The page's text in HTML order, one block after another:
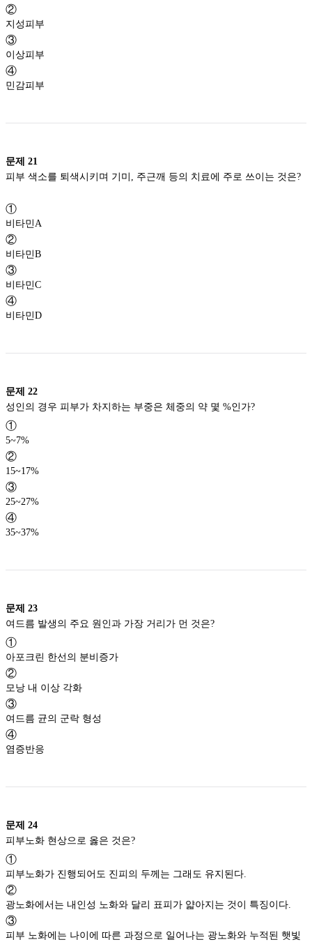
②
지성피부
③
이상피부
④
민감피부
문제 21
피부 색소를 퇴색시키며 기미, 주근깨 등의 치료에 주로 쓰이는 것은?
①
비타민A
②
비타민B
③
비타민C
④
비타민D
문제 22
①
5~7%
②
15~17%
③
25~27%
④
35~37%
문제 23
①
아포크린 한선의 분비증가
②
모낭 내 이상 각화
③
여드름 균의 군락 형성
④
염증반응
문제 24
①
피부노화가 진행되어도 진피의 두께는 그래도 유지된다.
②
광노화에서는 내인성 노화와 달리 표피가 얇아지는 것이 특징이다.
③
피부 노화에는 나이에 따른 과정으로 일어나는 광노화와 누적된 햇빛